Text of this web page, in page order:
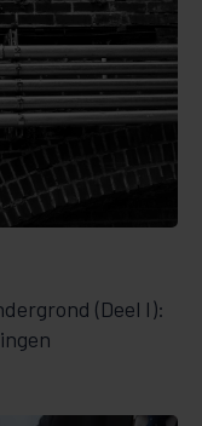
(Deel I):